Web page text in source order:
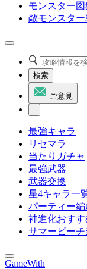
モンスター
敵モンスタ
検索
ご意見
最強キャラ
リセマラ
当たりガチャ
最強武器
武器交換
星4キャラ一
パーティー編
神進化おすす
サマービーチ
GameWith